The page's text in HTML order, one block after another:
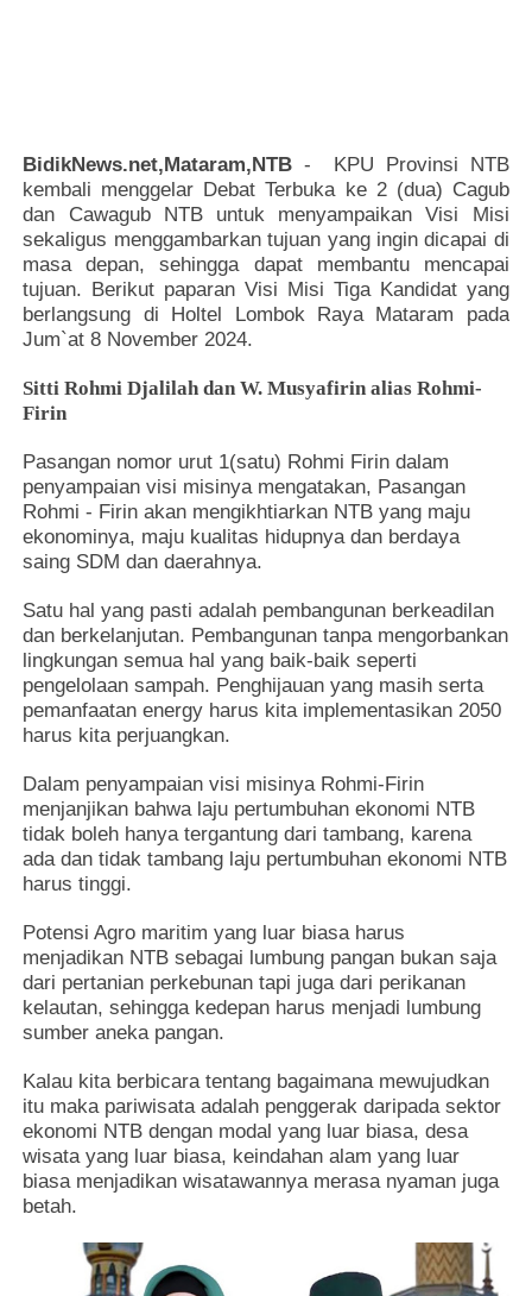
BidikNews.net,Mataram,NTB - KPU Provinsi NTB
kembali menggelar Debat Terbuka ke 2 (dua) Cagub
dan Cawagub NTB untuk menyampaikan Visi Misi
sekaligus menggambarkan tujuan yang ingin dicapai di
masa depan, sehingga dapat membantu mencapai
tujuan. Berikut paparan Visi Misi Tiga Kandidat yang
berlangsung di Holtel Lombok Raya Mataram pada
Jum`at 8 November 2024.
Sitti Rohmi Djalilah dan W. Musyafirin alias Rohmi-
Firin
Pasangan nomor urut 1(satu) Rohmi Firin dalam
penyampaian visi misinya mengatakan, Pasangan
Rohmi - Firin akan mengikhtiarkan NTB yang maju
ekonominya, maju kualitas hidupnya dan berdaya
saing SDM dan daerahnya.
Satu hal yang pasti adalah pembangunan berkeadilan
dan berkelanjutan. Pembangunan tanpa mengorbankan
lingkungan semua hal yang baik-baik seperti
pengelolaan sampah. Penghijauan yang masih serta
pemanfaatan energy harus kita implementasikan 2050
harus kita perjuangkan.
Dalam penyampaian visi misinya Rohmi-Firin
menjanjikan bahwa laju pertumbuhan ekonomi NTB
tidak boleh hanya tergantung dari tambang, karena
ada dan tidak tambang laju pertumbuhan ekonomi NTB
harus tinggi.
Potensi Agro maritim yang luar biasa harus
menjadikan NTB sebagai lumbung pangan bukan saja
dari pertanian perkebunan tapi juga dari perikanan
kelautan, sehingga kedepan harus menjadi lumbung
sumber aneka pangan.
Kalau kita berbicara tentang bagaimana mewujudkan
itu maka pariwisata adalah penggerak daripada sektor
ekonomi NTB dengan modal yang luar biasa, desa
wisata yang luar biasa, keindahan alam yang luar
biasa menjadikan wisatawannya merasa nyaman juga
betah.